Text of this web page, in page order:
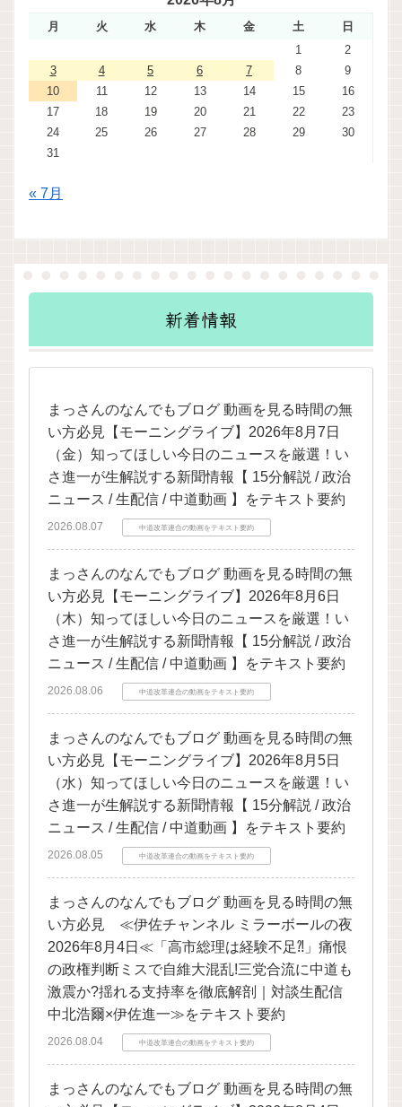
月 火 水 木 金 土
日
1
2
3
4 5 6 7 8
9
10
11 12 13 14 15
16
17
18 19 20 21 22
23
24
25 26 27 28 29
30
31
« 7月
新着情報
まっさんのなんでもブログ 動画を見る時間の無
い方必見【モーニングライブ】2026年8月7日
（金）知ってほしい今日のニュースを厳選！い
さ進一が生解説する新聞情報【 15分解説 / 政治
ニュース / 生配信 / 中道動画 】をテキスト要約
2026.08.07 中道改革連合の動画をテキスト要約
まっさんのなんでもブログ 動画を見る時間の無
い方必見【モーニングライブ】2026年8月6日
（木）知ってほしい今日のニュースを厳選！い
さ進一が生解説する新聞情報【 15分解説 / 政治
ニュース / 生配信 / 中道動画 】をテキスト要約
2026.08.06 中道改革連合の動画をテキスト要約
まっさんのなんでもブログ 動画を見る時間の無
い方必見【モーニングライブ】2026年8月5日
（水）知ってほしい今日のニュースを厳選！い
さ進一が生解説する新聞情報【 15分解説 / 政治
ニュース / 生配信 / 中道動画 】をテキスト要約
2026.08.05 中道改革連合の動画をテキスト要約
まっさんのなんでもブログ 動画を見る時間の無
い方必見 ≪伊佐チャンネル ミラーボールの夜
2026年8月4日≪「高市総理は経験不足⁈」痛恨
の政権判断ミスで自維大混乱!三党合流に中道も
激震か?揺れる支持率を徹底解剖｜対談生配信
中北浩爾×伊佐進一≫をテキスト要約
2026.08.04 中道改革連合の動画をテキスト要約
まっさんのなんでもブログ 動画を見る時間の無